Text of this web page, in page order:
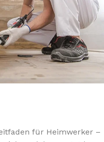
für Heimwerker –